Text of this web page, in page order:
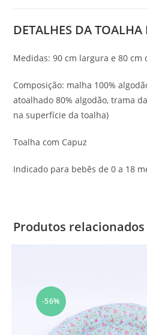
DETALHES DA TOALHA
Medidas: 90 cm largura e 80 cm
Composição: malha 100%
atoalhado 80% algodão, trama
na superfície da toalha)
Toalha com Capuz
Indicado para bebês de 0 a 18
Produtos relacionados
-56%